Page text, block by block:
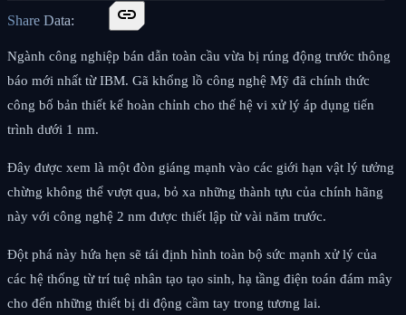
Share Data:
link
Ngành công nghiệp bán dẫn toàn cầu vừa bị rúng động trước thông
báo mới nhất từ IBM. Gã khổng lồ công nghệ Mỹ đã chính thức
công bố bản thiết kế hoàn chỉnh cho thế hệ vi xử lý áp dụng tiến
trình dưới 1 nm.
Đây được xem là một đòn giáng mạnh vào các giới hạn vật lý tưởng
chừng không thể vượt qua, bỏ xa những thành tựu của chính hãng
này với công nghệ 2 nm được thiết lập từ vài năm trước.
Đột phá này hứa hẹn sẽ tái định hình toàn bộ sức mạnh xử lý của
các hệ thống từ trí tuệ nhân tạo tạo sinh, hạ tầng điện toán đám mây
cho đến những thiết bị di động cầm tay trong tương lai.